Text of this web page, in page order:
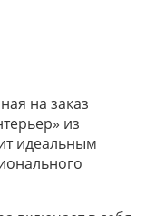
на заказ
из
идеальным